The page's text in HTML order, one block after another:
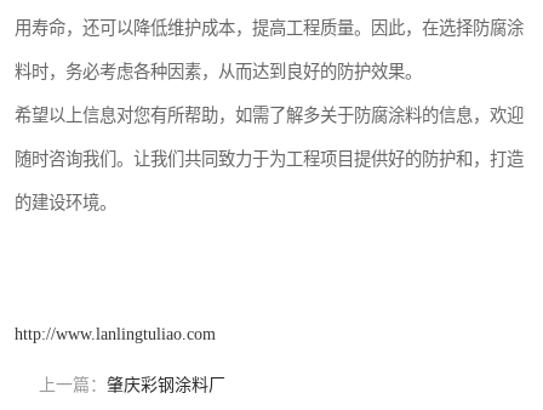
用寿命，还可以降低维护成本，提高工程质量。因此，在选择防腐涂
料时，务必考虑各种因素，从而达到良好的防护效果。
希望以上信息对您有所帮助，如需了解多关于防腐涂料的信息，欢迎
随时咨询我们。让我们共同致力于为工程项目提供好的防护和，打造
的建设环境。
http://www.lanlingtuliao.com
上一篇： 肇庆彩钢涂料厂